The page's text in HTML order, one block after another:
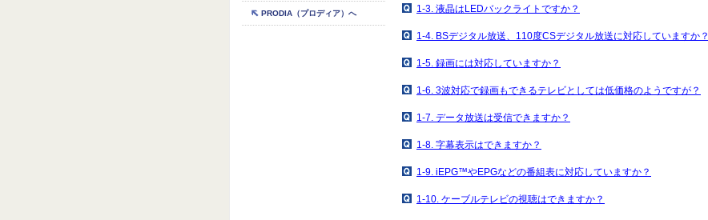
PRODIA（プロディア）へ 1-3. 液晶はLEDバックライトですか？
1-4. BSデジタル放送、110度CSデジタル放送に対応していますか？
1-5. 録画には対応していますか？
1-6. 3波対応で録画もできるテレビとしては低価格のようですが？
1-7. データ放送は受信できますか？
1-8. 字幕表示はできますか？
1-9. iEPG™やEPGなどの番組表に対応していますか？
1-10. ケーブルテレビの視聴はできますか？